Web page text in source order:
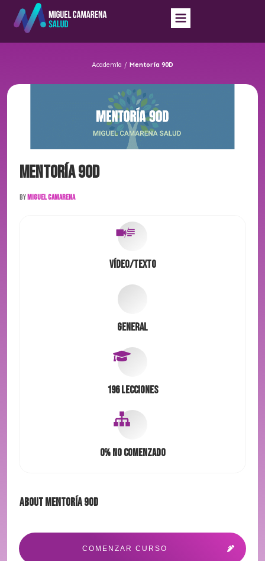
Academia / Mentoría 90D
Mentoría 90D
ByMiguel Camarena
Vídeo/Texto
General
196 Lecciones
0% No comenzado
AboutMentoría 90D
COMENZAR CURSO